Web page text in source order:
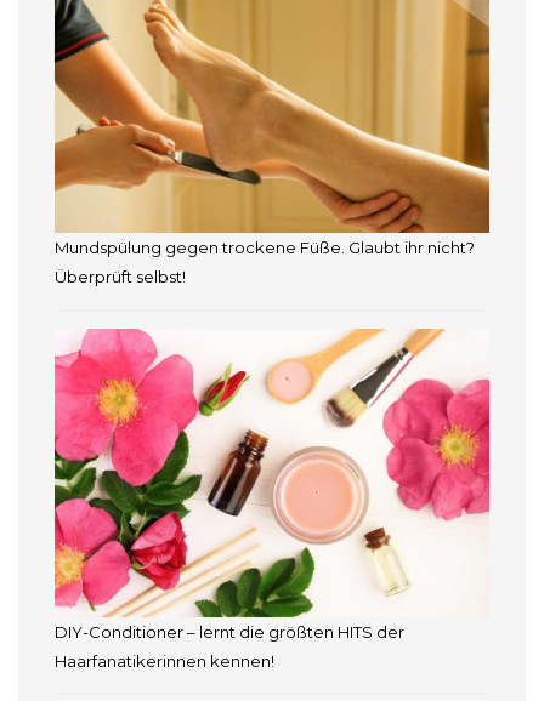
Mundspülung gegen trockene Füße. Glaubt ihr nicht?
Überprüft selbst!
DIY-Conditioner – lernt die größten HITS der
Haarfanatikerinnen kennen!